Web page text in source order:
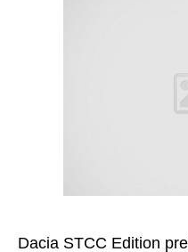
Dacia STCC Edition